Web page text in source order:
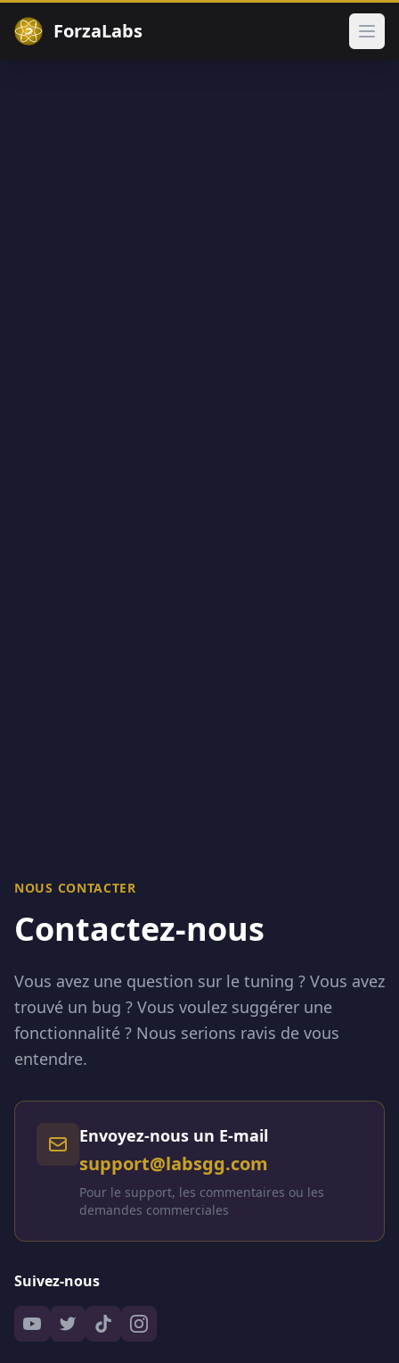
ForzaLabs
NOUS CONTACTER
Contactez-nous
Vous avez une question sur le tuning ? Vous avez
trouvé un bug ? Vous voulez suggérer une
fonctionnalité ? Nous serions ravis de vous
entendre.
Envoyez-nous un E-mail
support@labsgg.com
Pour le support, les commentaires ou les
demandes commerciales
Suivez-nous